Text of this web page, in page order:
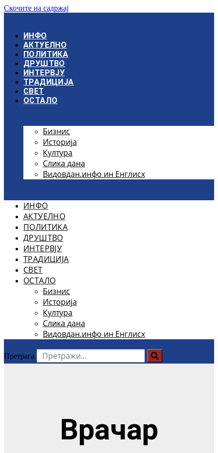
Скочите на садржај
ИНФО
АКТУЕЛНО
ПОЛИТИКА
ДРУШТВО
ИНТЕРВЈУ
ТРАДИЦИЈА
СВЕТ
ОСТАЛО
Бизнис
Историја
Култура
Слика дана
Видовдан.инфо ин Енглисх
ИНФО
АКТУЕЛНО
ПОЛИТИКА
ДРУШТВО
ИНТЕРВЈУ
ТРАДИЦИЈА
СВЕТ
ОСТАЛО
Бизнис
Историја
Култура
Слика дана
Видовдан.инфо ин Енглисх
Претрага
Врачар